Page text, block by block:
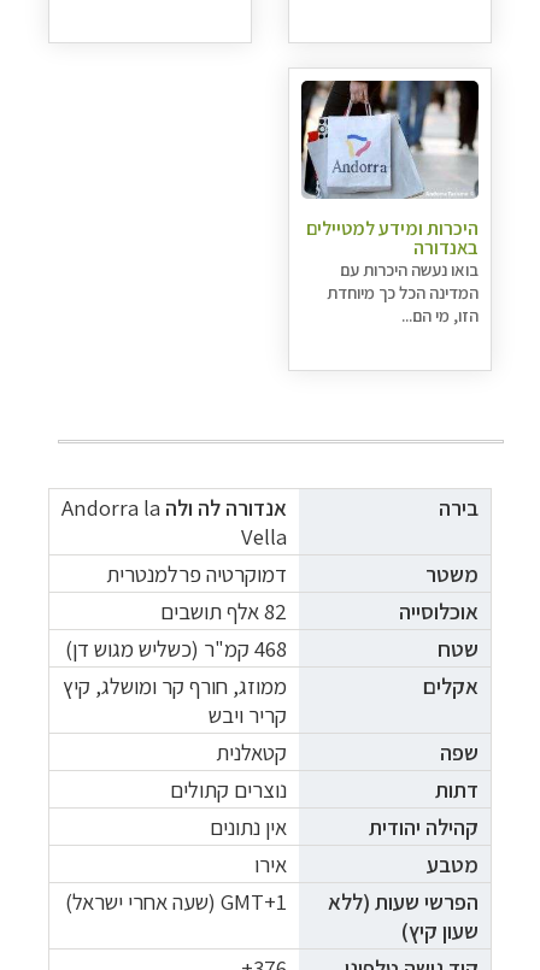
היכרות ומידע למטיילים
באנדורה
בואו נעשה היכרות עם
המדינה הכל כך מיוחדת
הזו, מי הם...
בירה אנדורה לה ולה Andorra la
Vella
משטר
דמוקרטיה פרלמנטרית
אוכלוסייה
82 אלף תושבים
שטח
468 קמ"ר (כשליש מגוש דן)
אקלים
ממוזג, חורף קר ומושלג, קיץ
קריר ויבש
שפה
קטאלנית
דתות
נוצרים קתולים
קהילה יהודית
אין נתונים
מטבע
אירו
הפרשי שעות (ללא
שעון קיץ)
GMT+1 (שעה אחרי ישראל)